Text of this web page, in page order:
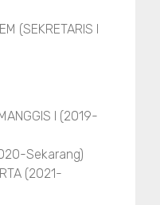
(SEKRETARIS I
I (2019-
Sekarang)
(2021-